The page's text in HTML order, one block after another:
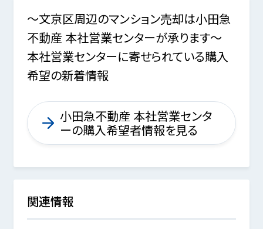
～文京区周辺のマンション売却は小田急
不動産 本社営業センターが承ります～
本社営業センターに寄せられている購入
希望の新着情報
小田急不動産 本社営業センタ
ーの購入希望者情報を見る
関連情報